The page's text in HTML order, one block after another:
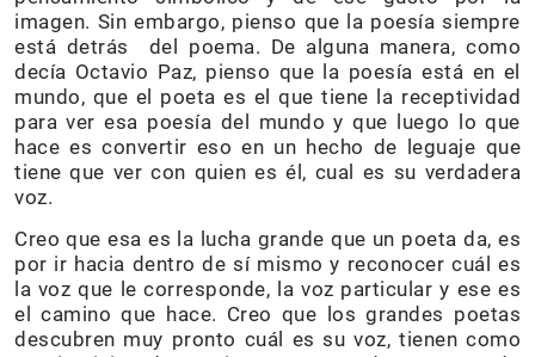
imagen. Sin embargo, pienso que la poesía siempre
está detrás del poema. De alguna manera, como
decía Octavio Paz, pienso que la poesía está en el
mundo, que el poeta es el que tiene la receptividad
para ver esa poesía del mundo y que luego lo que
hace es convertir eso en un hecho de leguaje que
tiene que ver con quien es él, cual es su verdadera
voz.
Creo que esa es la lucha grande que un poeta da, es
por ir hacia dentro de sí mismo y reconocer cuál es
la voz que le corresponde, la voz particular y ese es
el camino que hace. Creo que los grandes poetas
descubren muy pronto cuál es su voz, tienen como